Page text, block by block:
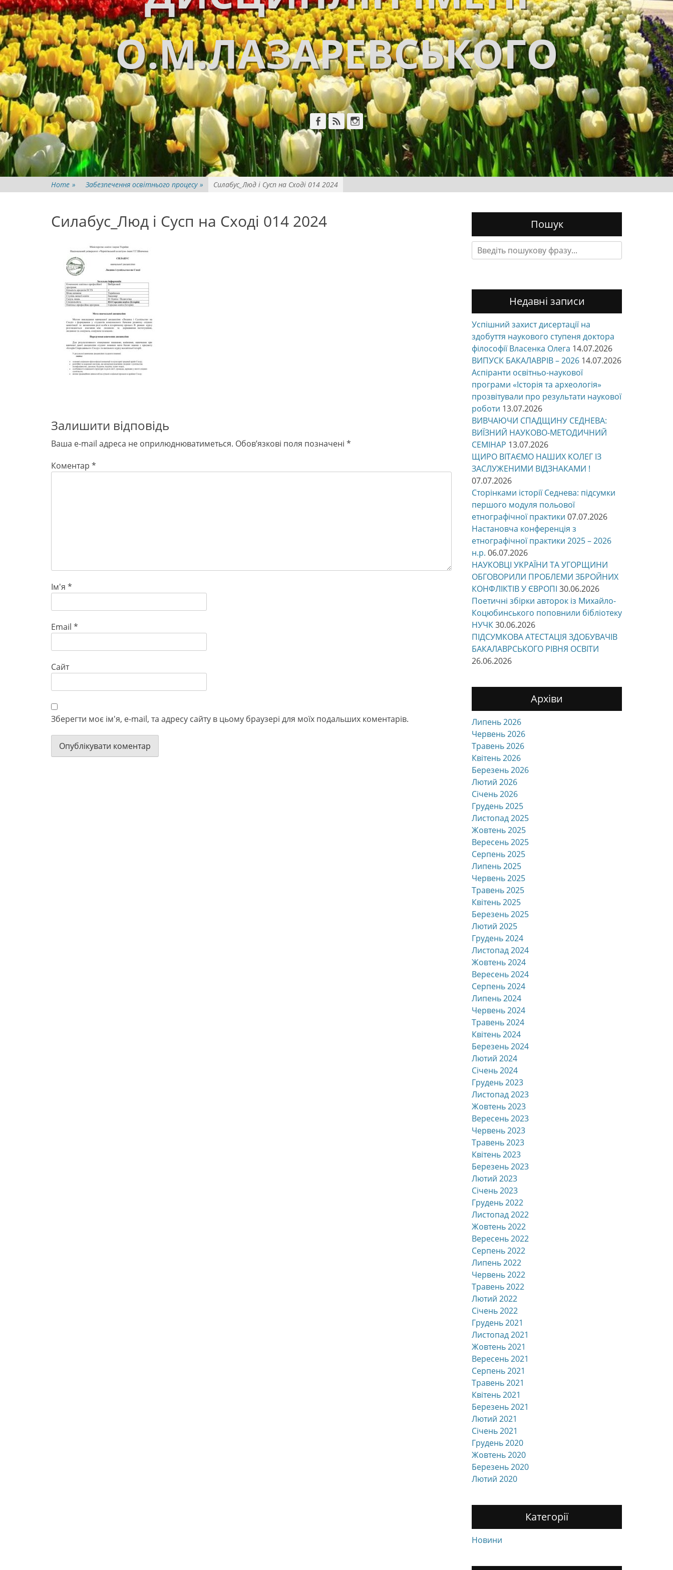
О.М.ЛАЗАРЕВСЬКОГО
Facebook
Feed Instagram
Home » Забезпечення освітнього процесу » Силабус_Люд і Сусп на Сході 014 2024
Силабус_Люд і Сусп на Сході 014 2024
Залишити відповідь
Ваша e-mail адреса не оприлюднюватиметься. Обов’язкові поля позначені *
Коментар *
Ім'я *
Email *
Сайт
Зберегти моє ім'я, e-mail, та адресу сайту в цьому браузері для моїх подальших коментарів.
Пошук
Search
for:
Недавні записи
Успішний захист дисертації на
здобуття наукового ступеня доктора
філософії Власенка Олега 14.07.2026
ВИПУСК БАКАЛАВРІВ – 2026 14.07.2026
Аспіранти освітньо-наукової
програми «Історія та археологія»
прозвітували про результати наукової
роботи 13.07.2026
ВИВЧАЮЧИ СПАДЩИНУ СЕДНЕВА:
ВИЇЗНИЙ НАУКОВО-МЕТОДИЧНИЙ
СЕМІНАР 13.07.2026
ЩИРО ВІТАЄМО НАШИХ КОЛЕГ ІЗ
ЗАСЛУЖЕНИМИ ВІДЗНАКАМИ !
07.07.2026
Сторінками історії Седнева: підсумки
першого модуля польової
етнографічної практики 07.07.2026
Настановча конференція з
етнографічної практики 2025 – 2026
н.р. 06.07.2026
НАУКОВЦІ УКРАЇНИ ТА УГОРЩИНИ
ОБГОВОРИЛИ ПРОБЛЕМИ ЗБРОЙНИХ
КОНФЛІКТІВ У ЄВРОПІ 30.06.2026
Поетичні збірки авторок із Михайло-
Коцюбинського поповнили бібліотеку
НУЧК30.06.2026
ПІДСУМКОВА АТЕСТАЦІЯ ЗДОБУВАЧІВ
БАКАЛАВРСЬКОГО РІВНЯ ОСВІТИ
26.06.2026
Архіви
Липень 2026
Червень 2026
Травень 2026
Квітень 2026
Березень 2026
Лютий 2026
Січень 2026
Грудень 2025
Листопад 2025
Жовтень 2025
Вересень 2025
Серпень 2025
Липень 2025
Червень 2025
Травень 2025
Квітень 2025
Березень 2025
Лютий 2025
Грудень 2024
Листопад 2024
Жовтень 2024
Вересень 2024
Серпень 2024
Липень 2024
Червень 2024
Травень 2024
Квітень 2024
Березень 2024
Лютий 2024
Січень 2024
Грудень 2023
Листопад 2023
Жовтень 2023
Вересень 2023
Червень 2023
Травень 2023
Квітень 2023
Березень 2023
Лютий 2023
Січень 2023
Грудень 2022
Листопад 2022
Жовтень 2022
Вересень 2022
Серпень 2022
Липень 2022
Червень 2022
Травень 2022
Лютий 2022
Січень 2022
Грудень 2021
Листопад 2021
Жовтень 2021
Вересень 2021
Серпень 2021
Травень 2021
Квітень 2021
Березень 2021
Лютий 2021
Січень 2021
Грудень 2020
Жовтень 2020
Березень 2020
Лютий 2020
Категорії
Новини